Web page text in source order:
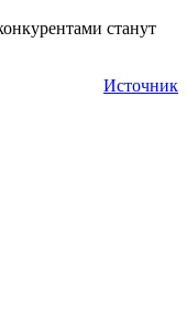
станут
Источник